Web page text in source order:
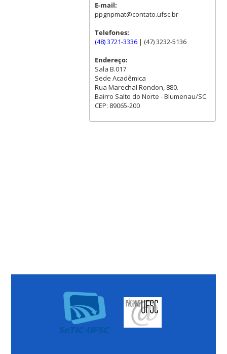
E-mail:
ppgnpmat@contato.ufsc.br
Telefones:
(48) 3721-3336| (47) 3232-5136
Endereço:
Sala B.017
Sede Acadêmica
Rua Marechal Rondon, 880.
Bairro Salto do Norte - Blumenau/SC.
CEP: 89065-200